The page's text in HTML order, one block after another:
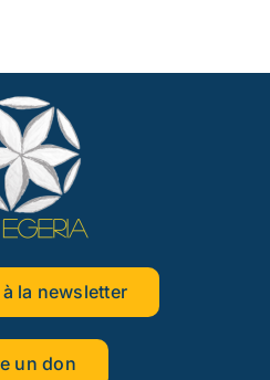
à la newsletter
un don